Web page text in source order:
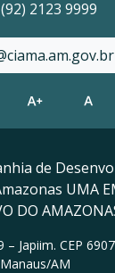
(92) 2123 9999
de
UMA
DO
– Japiim. CEP
Manaus/AM